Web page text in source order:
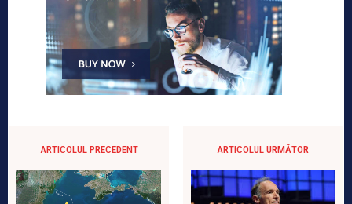
ARTICOLUL PRECEDENT ARTICOLUL URMĂTOR